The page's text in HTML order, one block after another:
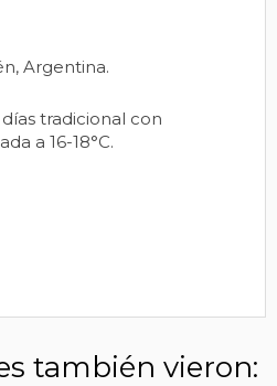
Argentina.
tradicional con
a 16-18°C.
también vieron: